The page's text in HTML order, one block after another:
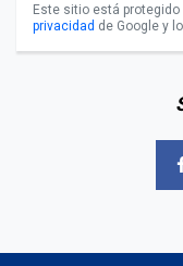
Este sitio está protegido
privacidad de Google y